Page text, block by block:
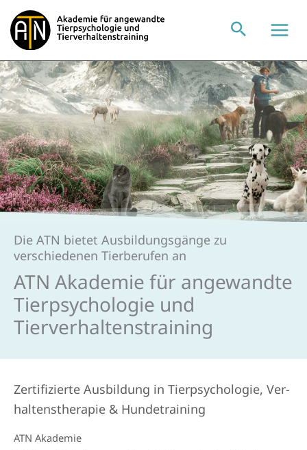
Inhalt
springen
Die ATN bietet Ausbildungsgänge zu
verschiedenen Tierberufen an
ATN Akademie für angewandte
Tierpsycho­logie und
Tierverhaltens­training
Zertifizierte Aus­bildung in Tier­psycho­logie, Ver­
haltens­therapie & Hunde­training
ATN Akademie